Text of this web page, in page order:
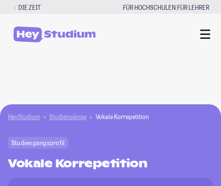
Zum
springen
DIE ZEIT FÜR HOCHSCHULEN|FÜR LEHRER
HeyStudium Studiengänge Vokale Korrepetition
Studiengangsprofil
Vokale Korrepetition